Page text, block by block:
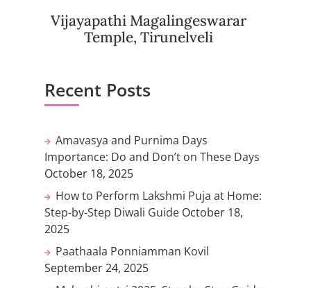
Vijayapathi Magalingeswarar
Temple, Tirunelveli
Recent Posts
Amavasya and Purnima Days
Importance: Do and Don’t on These Days
October 18, 2025
How to Perform Lakshmi Puja at Home:
Step-by-Step Diwali Guide October 18,
2025
Paathaala Ponniamman Kovil
September 24, 2025